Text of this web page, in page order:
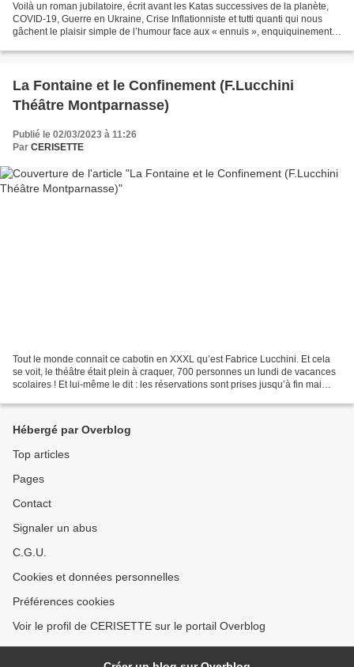
Voilà un roman jubilatoire, écrit avant les Katas successives de la planète,
COVID-19, Guerre en Ukraine, Crise Inflationniste et tutti quanti qui nous
gâchent le plaisir simple de l’humour face aux « ennuis », enquiquinements
La Fontaine et le Confinement (F.Lucchini
Théâtre Montparnasse)
Publié le 02/03/2023 à 11:26
Par CERISETTE
Tout le monde connait ce cabotin en XXXL qu’est Fabrice Lucchini. Et cela
se voit, le théâtre était plein à craquer, 700 personnes un lundi de vacances
scolaires ! Et lui-même le dit : les réservations sont prises jusqu’à fin mai
Hébergé par Overblog
Top articles
Pages
Contact
Signaler un abus
C.G.U.
Cookies et données personnelles
Préférences cookies
Voir le profil de CERISETTE sur le portail Overblog